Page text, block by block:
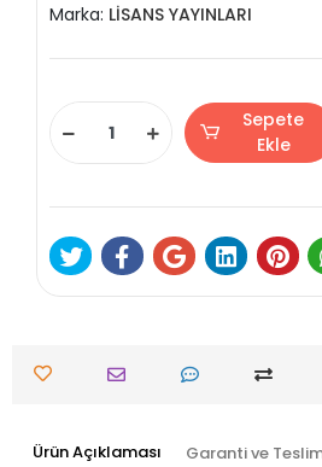
Marka: LİSANS YAYINLARI
Sepete
Ekle
Ürün Açıklaması Garanti ve